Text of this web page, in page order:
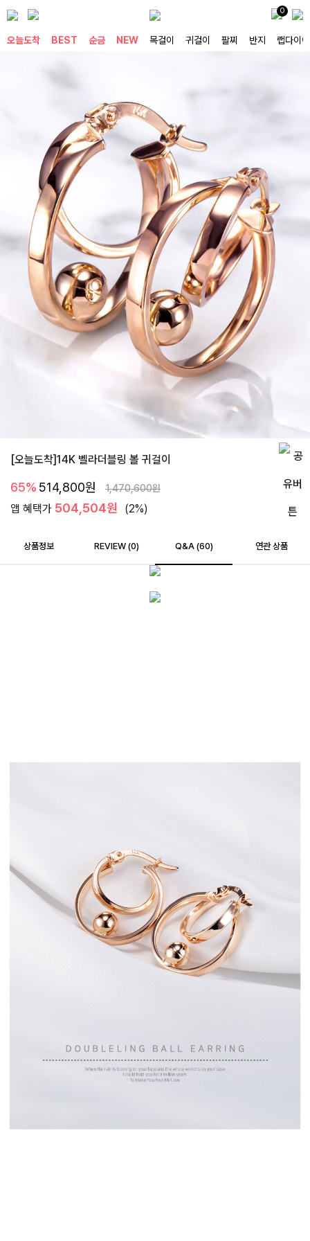
0
오늘도착 BEST 순금 NEW 목걸이 귀걸이 팔찌 반지 랩다이아
[오늘도착]14K 벨라더블링 볼 귀걸이
65% 514,800원 1,470,600원
앱 혜택가 504,504원 (2%)
상품정보 REVIEW (0) Q&A (60) 연관 상품